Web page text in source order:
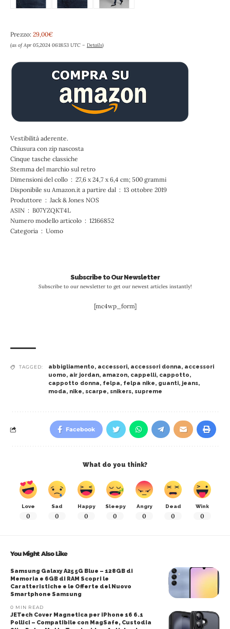
Prezzo: 29,00€
(as of Apr 05,2024 06:18:53 UTC – Details)
Vestibilità aderente.
Chiusura con zip nascosta
Cinque tasche classiche
Stemma del marchio sul retro
Dimensioni del collo ‏ : ‎ 27,6 x 24,7 x 6,4 cm; 500 grammi
Disponibile su Amazon.it a partire dal ‏ : ‎ 13 ottobre 2019
Produttore ‏ : ‎ Jack & Jones NOS
ASIN ‏ : ‎ B07YZQKT4L
Numero modello articolo ‏ : ‎ 12166852
Categoria ‏ : ‎ Uomo
Subscribe to Our Newsletter
Subscribe to our newsletter to get our newest articles instantly!
[mc4wp_form]
TAGGED: abbigliamento, accessori, accessori donna, accessori
uomo, air jordan, amazon, cappelli, cappotto,
cappotto donna, felpa, felpa nike, guanti, jeans,
moda, nike, scarpe, snikers, supreme
Facebook
What do you think?
Love
0
Sad
0
Happy
0
Sleepy
0
Angry
0
Dead
0
Wink
0
You Might Also Like
Samsung Galaxy A25 5G Blue – 128GB di
Memoria e 6GB di RAM Scopri le
Caratteristiche e le Offerte del Nuovo
Smartphone Samsung
0 MIN READ
JETech Cover Magnetica per iPhone 16 6.1
Pollici – Compatibile con MagSafe, Custodia